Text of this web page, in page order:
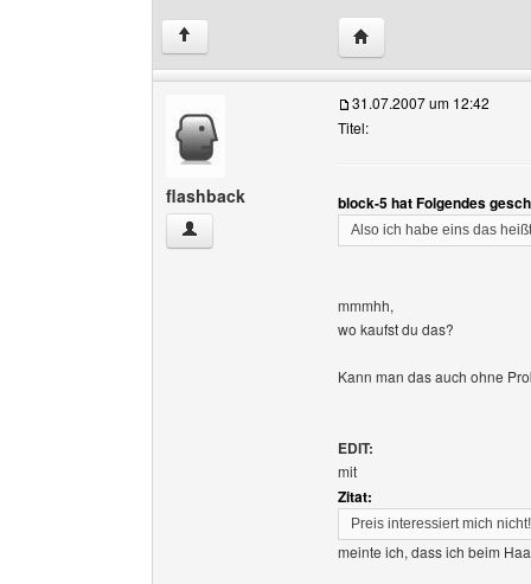
↑ Website dieses
flashback
flashback Benutzer-Profile anzeigen
31.07.2007 um 12:42
Titel:
block-5 hat Folgendes
Also ich habe eins das
mmmhh,
wo kaufst du das?
Kann man das auch ohne
EDIT:
mit
Zitat:
Preis interessiert mich nicht!
meinte ich, dass ich beim